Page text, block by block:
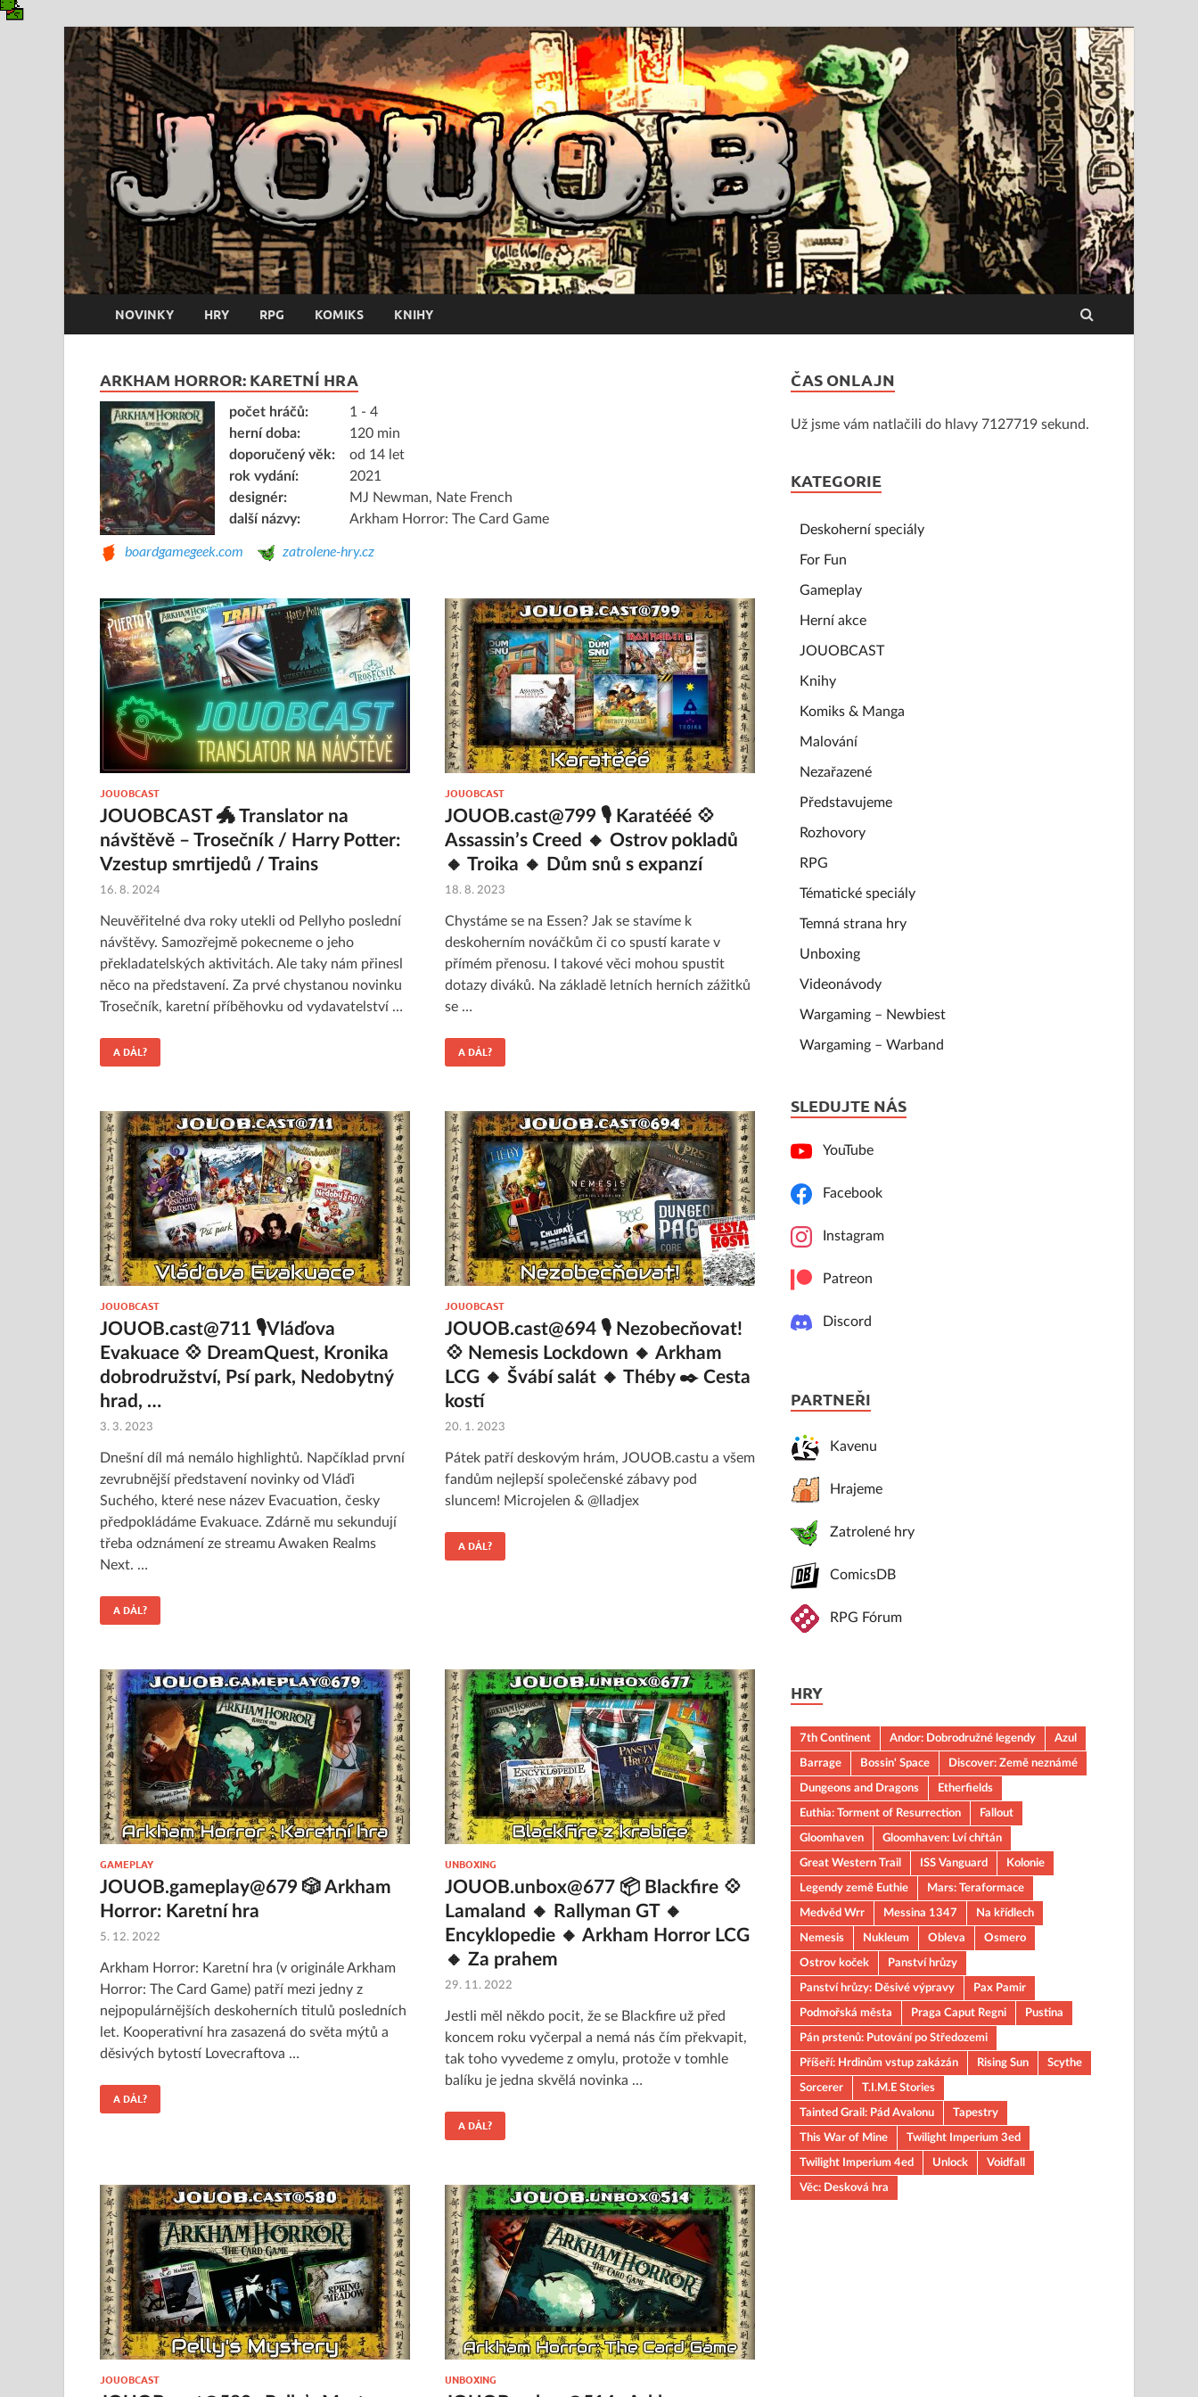
NOVINKY HRY RPG KOMIKS KNIHY
ARKHAM HORROR: KARETNÍ HRA
počet hráčů:
1 - 4
herní doba:
120 min
doporučený věk:
od 14 let
rok vydání:
2021
designér:
MJ Newman, Nate French
další názvy:
Arkham Horror: The Card Game
boardgamegeek.com zatrolene-hry.cz
JOUOBCAST
JOUOBCAST 🐲 Translator na
návštěvě – Trosečník / Harry Potter:
Vzestup smrtijedů / Trains
16. 8. 2024
Neuvěřitelné dva roky utekli od Pellyho poslední
návštěvy. Samozřejmě pokecneme o jeho
překladatelských aktivitách. Ale taky nám přinesl
něco na představení. Za prvé chystanou novinku
Trosečník, karetní příběhovku od vydavatelství …
A DÁL?
JOUOBCAST
JOUOB.cast@799 🎙 Karatééé 💠
Assassin’s Creed 🔸 Ostrov pokladů
🔸 Troika 🔸 Dům snů s expanzí
18. 8. 2023
Chystáme se na Essen? Jak se stavíme k
deskoherním nováčkům či co spustí karate v
přímém přenosu. I takové věci mohou spustit
dotazy diváků. Na základě letních herních zážitků
se …
A DÁL?
JOUOBCAST
JOUOB.cast@711 🎙Vláďova
Evakuace 💠 DreamQuest, Kronika
dobrodružství, Psí park, Nedobytný
hrad, …
3. 3. 2023
Dnešní díl má nemálo highlightů. Napčíklad první
zevrubnější představení novinky od Vláďi
Suchého, které nese název Evacuation, česky
předpokládáme Evakuace. Zdárně mu sekundují
třeba odznámení ze streamu Awaken Realms
Next. …
A DÁL?
JOUOBCAST
JOUOB.cast@694 🎙 Nezobecňovat!
💠 Nemesis Lockdown 🔸 Arkham
LCG 🔸 Švábí salát 🔸 Théby ✒️ Cesta
kostí
20. 1. 2023
Pátek patří deskovým hrám, JOUOB.castu a všem
fandům nejlepší společenské zábavy pod
sluncem! Microjelen & @lladjex
A DÁL?
GAMEPLAY
JOUOB.gameplay@679 🎲 Arkham
Horror: Karetní hra
5. 12. 2022
Arkham Horror: Karetní hra (v originále Arkham
Horror: The Card Game) patří mezi jedny z
nejpopulárnějších deskoherních titulů posledních
let. Kooperativní hra zasazená do světa mýtů a
děsivých bytostí Lovecraftova …
A DÁL?
UNBOXING
JOUOB.unbox@677 📦 Blackfire 💠
Lamaland 🔸 Rallyman GT 🔸
Encyklopedie 🔸 Arkham Horror LCG
🔸 Za prahem
29. 11. 2022
Jestli měl někdo pocit, že se Blackfire už před
koncem roku vyčerpal a nemá nás čím překvapit,
tak toho vyvedeme z omylu, protože v tomhle
balíku je jedna skvělá novinka …
A DÁL?
JOUOBCAST UNBOXING
ČAS ONLAJN
Už jsme vám natlačili do hlavy 7127719 sekund.
KATEGORIE
Deskoherní speciály
For Fun
Gameplay
Herní akce
JOUOBCAST
Knihy
Komiks & Manga
Malování
Nezařazené
Představujeme
Rozhovory
RPG
Tématické speciály
Temná strana hry
Unboxing
Videonávody
Wargaming – Newbiest
Wargaming – Warband
SLEDUJTE NÁS
YouTube
Facebook
Instagram
Patreon
Discord
PARTNEŘI
Kavenu
Hrajeme
Zatrolené hry
ComicsDB
RPG Fórum
HRY
7th Continent Andor: Dobrodružné legendy
Azul
Barrage
Bossin' Space
Discover: Země neznámé
Dungeons and Dragons
Etherfields
Euthia: Torment of Resurrection
Fallout
Gloomhaven
Gloomhaven: Lví chřtán
Great Western Trail
ISS Vanguard
Kolonie
Legendy země Euthie
Mars: Teraformace
Medvěd Wrr
Messina 1347
Na křídlech
Nemesis
Nukleum Obleva
Osmero
Ostrov koček
Panství hrůzy
Panství hrůzy: Děsivé výpravy
Pax Pamir
Podmořská města
Praga Caput Regni
Pustina
Pán prstenů: Putování po Středozemi
Příšeří: Hrdinům vstup zakázán
Rising Sun
Scythe
Sorcerer
T.I.M.E Stories
Tainted Grail: Pád Avalonu
Tapestry
This War of Mine
Twilight Imperium 3ed
Twilight Imperium 4ed
Unlock
Voidfall
Věc: Desková hra